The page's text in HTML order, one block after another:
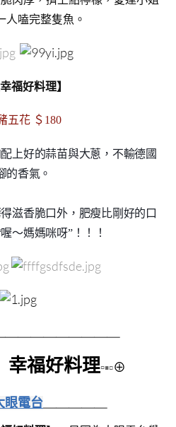
人嗑完整隻魚。
福好料理】
五花 ＄180
上好的蒜苗與大蔥，不輸德國
的香氣。
滋香脆口外，肥瘦比剛好的口
～媽媽咪呀”！！！
幸福好料理▫▪▫⊕
眼電台